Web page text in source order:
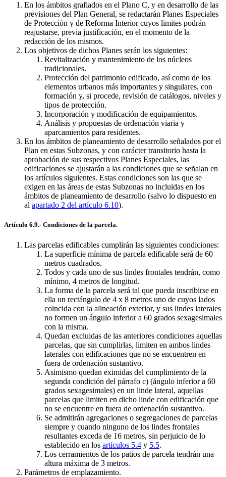
En los ámbitos grafiados en el Plano C, y en desarrollo de las
previsiones del Plan General, se redactarán Planes Especiales
de Protección y de Reforma Interior cuyos limites podrán
reajustarse, previa justificación, en el momento de la
redacción de los mismos.
Los objetivos de dichos Planes serán los siguientes:
Revitalización y mantenimiento de los núcleos
tradicionales.
Protección del patrimonio edificado, así como de los
elementos urbanos más importantes y singulares, con
formación y, si procede, revisión de catálogos, niveles y
tipos de protección.
Incorporación y modificación de equipamientos.
Análisis y propuestas de ordenación viaria y
aparcamientos para residentes.
En los ámbitos de planeamiento de desarrollo señalados por el
Plan en estas Subzonas, y con carácter transitorio hasta la
aprobación de sus respectivos Planes Especiales, las
edificaciones se ajustarán a las condiciones que se señalan en
los artículos siguientes. Estas condiciones son las que se
exigen en las áreas de estas Subzonas no incluidas en los
ámbitos de planeamiento de desarrollo (salvo lo dispuesto en
al apartado 2 del artículo 6.10).
Artículo 6.9.- Condiciones de la parcela.
Las parcelas edificables cumplirán las siguientes condiciones:
La superficie mínima de parcela edificable será de 60
metros cuadrados.
Todos y cada uno de sus lindes frontales tendrán, como
mínimo, 4 metros de longitud.
La forma de la parcela será tal que pueda inscribirse en
ella un rectángulo de 4 x 8 metros uno de cuyos lados
coincida con la alineación exterior, y sus lindes laterales
no formen un ángulo inferior a 60 grados sexagesimales
con la misma.
Quedan excluidas de las anteriores condiciones aquellas
parcelas, que sin cumplirlas, limiten en ambos lindes
laterales con edificaciones que no se encuentren en
fuera de ordenación sustantivo.
Asimismo quedan eximidas del cumplimiento de la
segunda condición del párrafo c) (ángulo inferior a 60
grados sexagesimales) en un linde lateral, aquellas
parcelas que limiten en dicho linde con edificación que
no se encuentre en fuera de ordenación sustantivo.
Se admitirán agregaciones o segregaciones de parcelas
siempre y cuando ninguno de los lindes frontales
resultantes exceda de 16 metros, sin perjuicio de lo
establecido en los artículos 5.4 y 5.5.
Los cerramientos de los patios de parcela tendrán una
altura máxima de 3 metros.
Parámetros de emplazamiento.